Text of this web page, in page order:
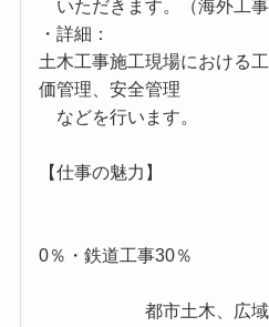
いただきます。（海外工事
・詳細：
土木工事施工現場における
価管理、安全管理
などを行います。
【仕事
・官庁
0％・鉄道
都市土木、広域エ